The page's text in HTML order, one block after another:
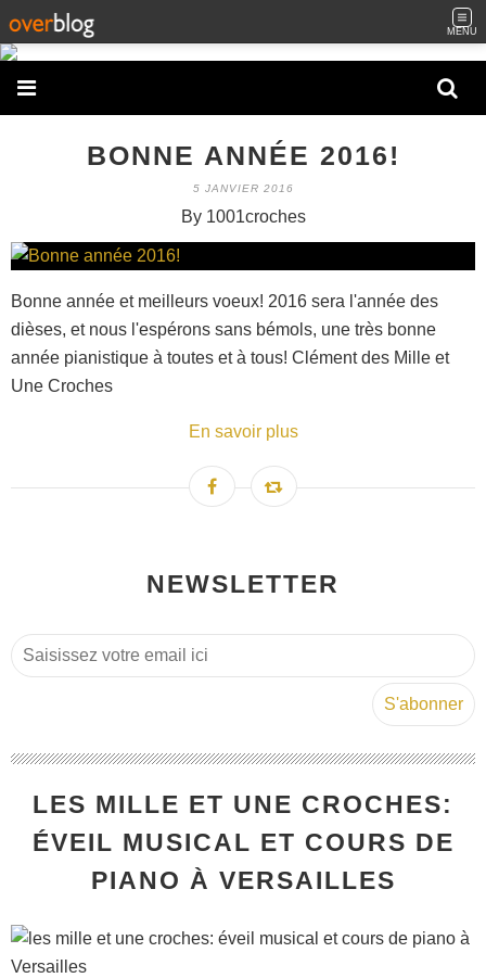
MENU
BONNE ANNÉE 2016!
5 JANVIER 2016
By 1001croches
Bonne année et meilleurs voeux! 2016 sera l'année des
dièses, et nous l'espérons sans bémols, une très bonne
année pianistique à toutes et à tous! Clément des Mille et
Une Croches
En savoir plus
NEWSLETTER
LES MILLE ET UNE CROCHES:
ÉVEIL MUSICAL ET COURS DE
PIANO À VERSAILLES